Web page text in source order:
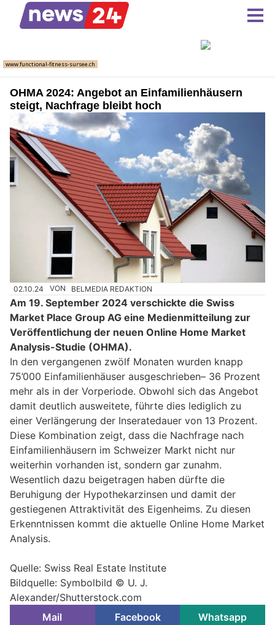
OHMA 2024: Angebot an Einfamilienhäusern
steigt, Nachfrage bleibt hoch
02.10.24 VON BELMEDIA REDAKTION
Am 19. September 2024 verschickte die Swiss
Market Place Group AG eine Medienmitteilung zur
Veröffentlichung der neuen Online Home Market
Analysis-Studie (OHMA).
In den vergangenen zwölf Monaten wurden knapp
75’000 Einfamilienhäuser ausgeschrieben– 36 Prozent
mehr als in der Vorperiode. Obwohl sich das Angebot
damit deutlich ausweitete, führte dies lediglich zu
einer Verlängerung der Inseratedauer von 13 Prozent.
Diese Kombination zeigt, dass die Nachfrage nach
Einfamilienhäusern im Schweizer Markt nicht nur
weiterhin vorhanden ist, sondern gar zunahm.
Wesentlich dazu beigetragen haben dürfte die
Beruhigung der Hypothekarzinsen und damit der
gestiegenen Attraktivität des Eigenheims. Zu diesen
Erkenntnissen kommt die aktuelle Online Home Market
Analysis.
Quelle: Swiss Real Estate Institute
Bildquelle: Symbolbild © U. J.
Alexander/Shutterstock.com
Mail
Facebook Whatsapp